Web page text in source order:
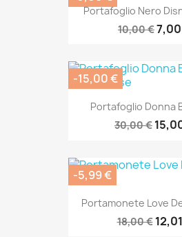
Portafoglio Nero
10,00 €
Portafoglio Donna
30,00 €
-15,00 €
Portamonete Love
18,00 €
-5,99 €